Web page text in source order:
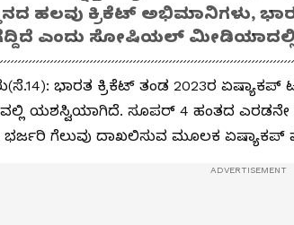
ಹಲವು ಕ್ರಿಕೆಟ್ ಅಭಿಮಾನಿಗಳು,
ಎಂದು ಸೋಷಿಯಲ್ ಮೀಡಿಯಾದಲ್ಲಿ
ಭಾರತ ಕ್ರಿಕೆಟ್‌ ತಂಡ 2023ರ
ಯಶಸ್ವಿಯಾಗಿದೆ. ಸೂಪರ್ 4 ಹಂತದ ಎರಡನೇ
ಗೆಲುವು ದಾಖಲಿಸುವ ಮೂಲಕ ಏಷ್ಯಾಕಪ್‌